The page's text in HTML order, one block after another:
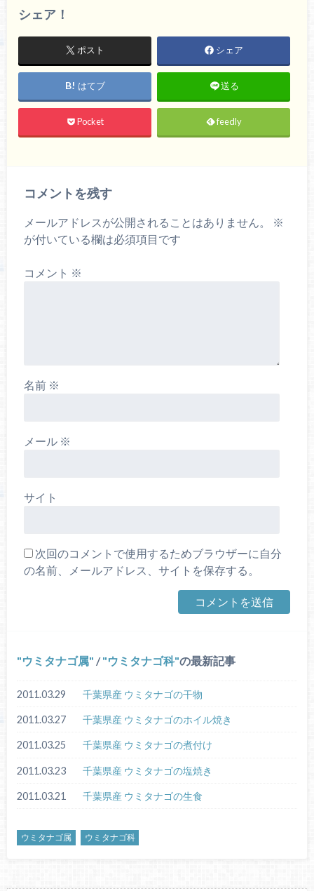
シェア！
ポスト シェア
はてブ 送る
Pocket feedly
コメントを残す
メールアドレスが公開されることはありません。
※
が付いている欄は必須項目です
コメント ※
名前 ※
メール ※
サイト
次回のコメントで使用するためブラウザーに自分
の名前、メールアドレス、サイトを保存する。
ウミタナゴ属 / ウミタナゴ科 の最新記事
2011.03.29 千葉県産 ウミタナゴの干物
2011.03.27 千葉県産 ウミタナゴのホイル焼き
2011.03.25 千葉県産 ウミタナゴの煮付け
2011.03.23 千葉県産 ウミタナゴの塩焼き
2011.03.21 千葉県産 ウミタナゴの生食
ウミタナゴ属 ウミタナゴ科